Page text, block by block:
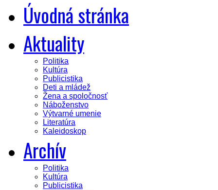
Úvodná stránka
Aktuality
Politika
Kultúra
Publicistika
Deti a mládež
Žena a spoločnosť
Náboženstvo
Výtvarné umenie
Literatúra
Kaleidoskop
Archív
Politika
Kultúra
Publicistika